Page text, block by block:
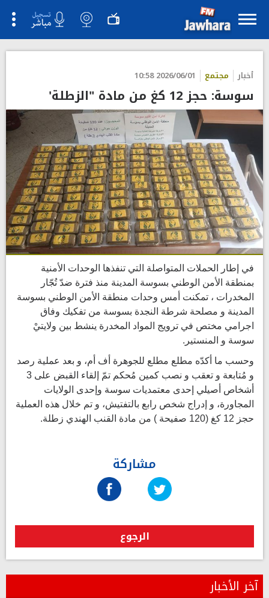
أخبار مجتمع 2026/06/01 10:58
سوسة: حجز 12 كغ من مادة "الزطلة'
في إطار الحملات المتواصلة التي تنفذها الوحدات الأمنية
بمنطقة الأمن الوطني بسوسة المدينة منذ فترة ضدّ تُجّار
المخدرات ، تمكنت أمس وحدات منطقة الأمن الوطني بسوسة
المدينة و مصلحة شرطة النجدة بسوسة من تفكيك وفاق
اجرامي مختص في ترويج المواد المخدرة ينشط بين ولايتيْ
سوسة و المنستير.
وحسب ما أكدّه مطلع مطلع للجوهرة أف أم، و بعد عملية رصد
و مُتابعة و تعقب و نصب كمين مُحكم تمّ إلقاء القبض على 3
أشخاص أصيلي إحدى معتمديات سوسة وإحدى الولايات
المجاورة، و إدراج شخص رابع بالتفتيش، و تم خلال هذه العملية
حجز 12 كغ (120 صفيحة ) من مادة القنب الهندي زطلة.
مشاركة
الرجوع
آخر الأخبار